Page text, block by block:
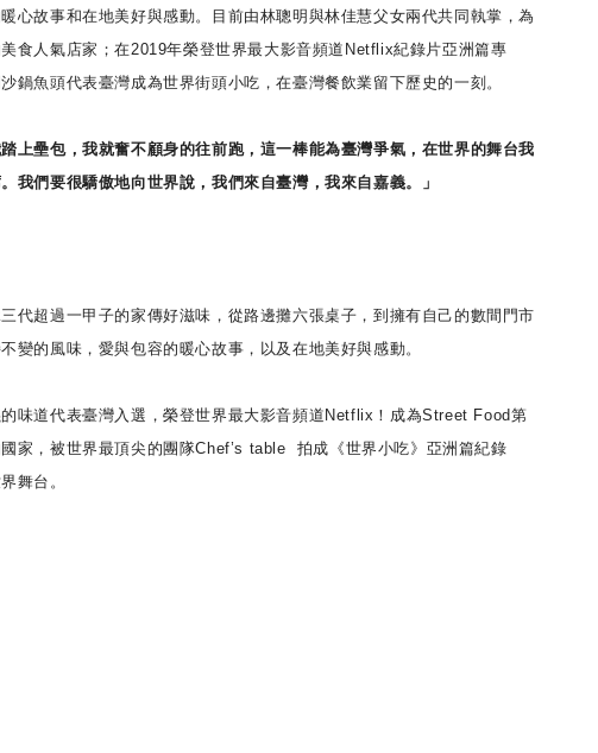
心故事和在地美好與感動。目前由林聰明與林佳慧父女兩代共同執掌，為
食人氣店家；在2019年榮登世界最大影音頻道Netflix紀錄片亞洲篇專
鍋魚頭代表臺灣成為世界街頭小吃，在臺灣餐飲業留下歷史的一刻。
壘包，我就奮不顧身的往前跑，這一棒能為臺灣爭氣，在世界的舞台我
我們要很驕傲地向世界說，我們來自臺灣，我來自嘉義。」
超過一甲子的家傳好滋味，從路邊攤六張桌子，到擁有自己的數間門市
變的風味，愛與包容的暖心故事，以及在地美好與感動。
道代表臺灣入選，榮登世界最大影音頻道Netflix！成為Street Food第
家，被世界最頂尖的團隊Chef’s table 拍成《世界小吃》亞洲篇紀錄
舞台。